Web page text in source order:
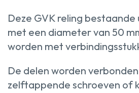
Deze GVK reling bestaande
met een diameter van 50
worden met
De delen worden
zelftappende schroeven of